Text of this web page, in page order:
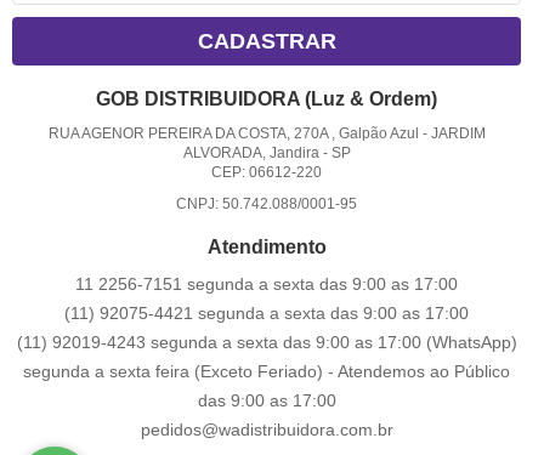
CADASTRAR
GOB DISTRIBUIDORA (Luz & Ordem)
RUA AGENOR PEREIRA DA COSTA, 270A , Galpão Azul - JARDIM
ALVORADA, Jandira- SP
CEP: 06612-220
CNPJ: 50.742.088/0001-95
Atendimento
11 2256-7151 segunda a sexta das 9:00 as 17:00
(11) 92075-4421 segunda a sexta das 9:00 as 17:00
(11) 92019-4243 segunda a sexta das 9:00 as 17:00 (WhatsApp)
segunda a sexta feira (Exceto Feriado) - Atendemos ao Público
das 9:00 as 17:00
pedidos@wadistribuidora.com.br